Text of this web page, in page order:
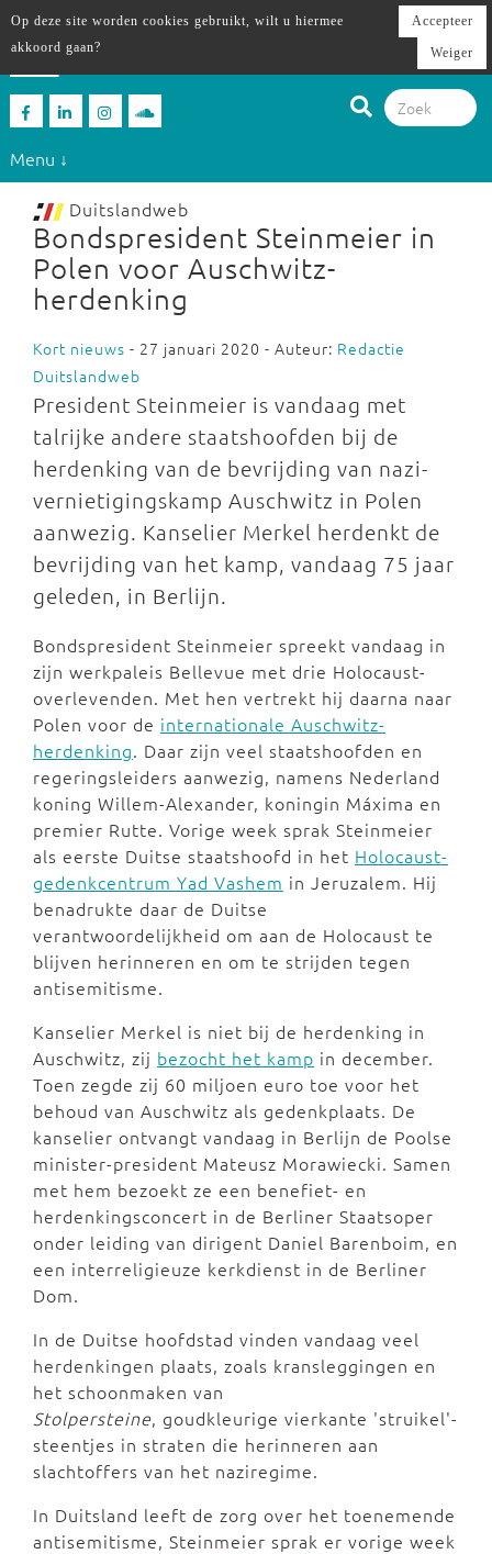
Menu ↓
Duitslandweb
Bondspresident Steinmeier in
Polen voor Auschwitz-
herdenking
Kort nieuws - 27 januari 2020 - Auteur: Redactie
Duitslandweb
President Steinmeier is vandaag met
talrijke andere staatshoofden bij de
herdenking van de bevrijding van nazi-
vernietigingskamp Auschwitz in Polen
aanwezig. Kanselier Merkel herdenkt de
bevrijding van het kamp, vandaag 75 jaar
geleden, in Berlijn.
Bondspresident Steinmeier spreekt vandaag in
zijn werkpaleis Bellevue met drie Holocaust-
overlevenden. Met hen vertrekt hij daarna naar
Polen voor de internationale Auschwitz-
herdenking. Daar zijn veel staatshoofden en
regeringsleiders aanwezig, namens Nederland
koning Willem-Alexander, koningin Máxima en
premier Rutte. Vorige week sprak Steinmeier
als eerste Duitse staatshoofd in het Holocaust-
gedenkcentrum Yad Vashem in Jeruzalem. Hij
benadrukte daar de Duitse
verantwoordelijkheid om aan de Holocaust te
blijven herinneren en om te strijden tegen
antisemitisme.
Kanselier Merkel is niet bij de herdenking in
Auschwitz, zij bezocht het kamp in december.
Toen zegde zij 60 miljoen euro toe voor het
behoud van Auschwitz als gedenkplaats. De
kanselier ontvangt vandaag in Berlijn de Poolse
minister-president Mateusz Morawiecki. Samen
met hem bezoekt ze een benefiet- en
herdenkingsconcert in de Berliner Staatsoper
onder leiding van dirigent Daniel Barenboim, en
een interreligieuze kerkdienst in de Berliner
Dom.
In de Duitse hoofdstad vinden vandaag veel
herdenkingen plaats, zoals kransleggingen en
het schoonmaken van
Stolpersteine, goudkleurige vierkante 'struikel'-
steentjes in straten die herinneren aan
slachtoffers van het naziregime.
In Duitsland leeft de zorg over het toenemende
antisemitisme, Steinmeier sprak er vorige week
Op deze site worden cookies gebruikt, wilt u hiermee
akkoord gaan?
Accepteer
Weiger